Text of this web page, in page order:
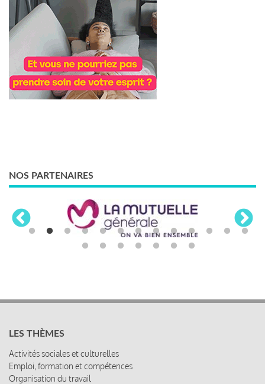
NOS PARTENAIRES
LES THÈMES
Activités sociales et culturelles
Emploi, formation et compétences
Organisation du travail